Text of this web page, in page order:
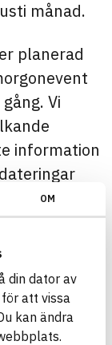
OM
din dator av
att vissa
kan ändra
månad.
planerad
Vi
information